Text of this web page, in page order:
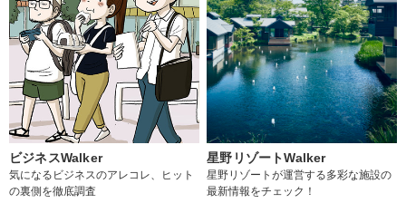
ビジネスWalker
気になるビジネスのアレコレ、ヒット
の裏側を徹底調査
星野リゾートWalker
星野リゾートが運営する多彩な施設の
最新情報をチェック！